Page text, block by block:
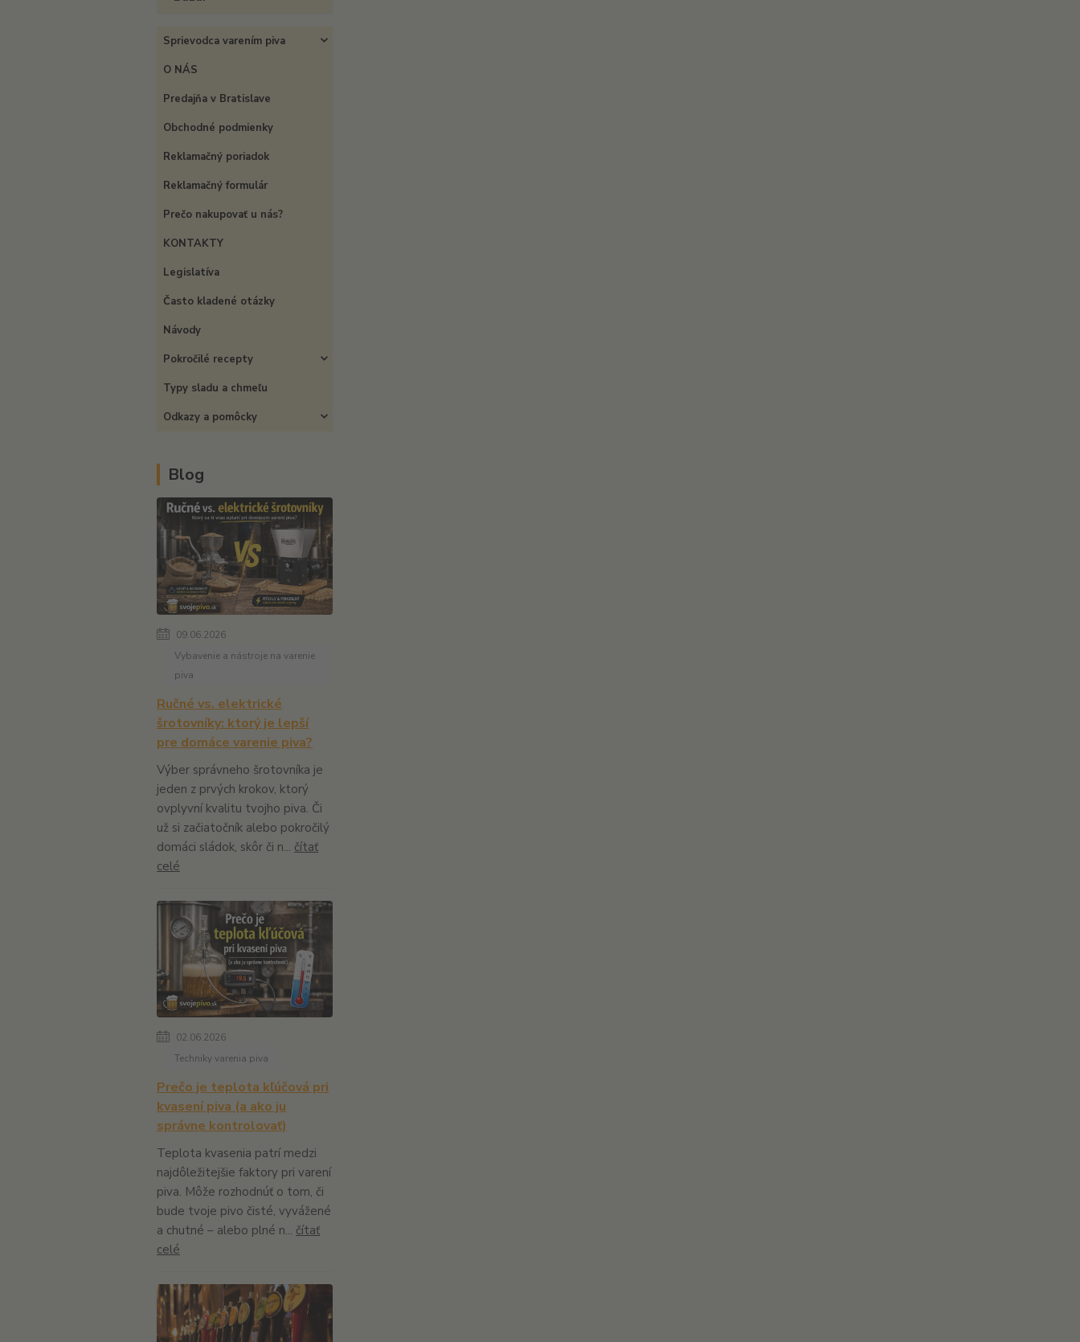
Sprievodca varením piva
O NÁS
Predajňa v Bratislave
Obchodné podmienky
Reklamačný poriadok
Reklamačný formulár
Prečo nakupovať u nás?
KONTAKTY
Legislatíva
Často kladené otázky
Návody
Pokročilé recepty
Typy sladu a chmeľu
Odkazy a pomôcky
Blog
09.06.2026
Vybavenie a nástroje na varenie
piva
Ručné vs. elektrické
šrotovníky: ktorý je lepší
pre domáce varenie piva?
Výber správneho šrotovníka je
jeden z prvých krokov, ktorý
ovplyvní kvalitu tvojho piva. Či
už si začiatočník alebo pokročilý
domáci sládok, skôr či n... čítať
celé
02.06.2026
Techniky varenia piva
Prečo je teplota kľúčová pri
kvasení piva (a ako ju
správne kontrolovať)
Teplota kvasenia patrí medzi
najdôležitejšie faktory pri varení
piva. Môže rozhodnúť o tom, či
bude tvoje pivo čisté, vyvážené
a chutné – alebo plné n... čítať
celé